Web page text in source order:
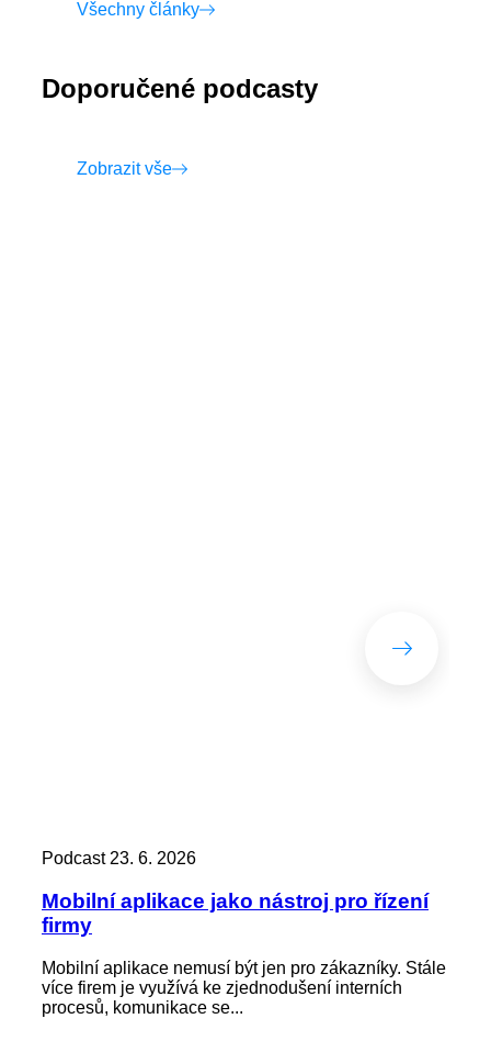
Všechny články
Doporučené podcasty
Zobrazit vše
Podcast 23. 6. 2026
Mobilní aplikace jako nástroj pro řízení
firmy
Mobilní aplikace nemusí být jen pro zákazníky. Stále
více firem je využívá ke zjednodušení interních
procesů, komunikace se...